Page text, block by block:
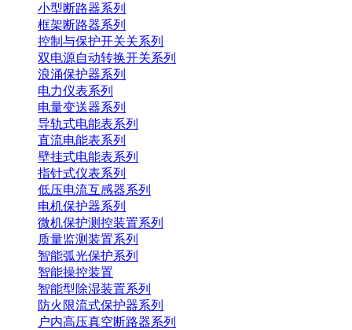
小型断路器系列
框架断路器系列
控制与保护开关关系列
双电源自动转换开关系列
浪涌保护器系列
电力仪表系列
电量变送器系列
导轨式电能表系列
直流电能表系列
壁挂式电能表系列
指针式仪表系列
低压电流互感器系列
电机保护器系列
微机保护测控装置系列
质量监测装置系列
智能弧光保护系列
智能操控装置
智能型除湿装置系列
防火限流式保护器系列
户内高压真空断路器系列